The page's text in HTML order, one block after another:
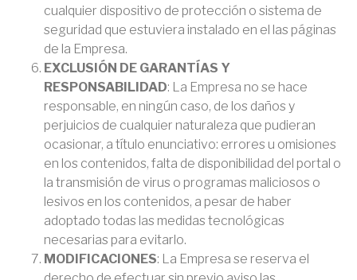
cualquier dispositivo de protección o sistema de
seguridad que estuviera instalado en el las páginas
de la Empresa.
EXCLUSIÓN DE GARANTÍAS Y
RESPONSABILIDAD: La Empresa no se hace
responsable, en ningún caso, de los daños y
perjuicios de cualquier naturaleza que pudieran
ocasionar, a título enunciativo: errores u omisiones
en los contenidos, falta de disponibilidad del portal o
la transmisión de virus o programas maliciosos o
lesivos en los contenidos, a pesar de haber
adoptado todas las medidas tecnológicas
necesarias para evitarlo.
MODIFICACIONES: La Empresa se reserva el